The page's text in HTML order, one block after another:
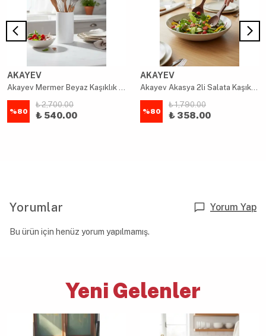
AKAYEV
Akayev Mermer Beyaz Kaşıklık 16 Cm
%80
₺ 2,700.00
₺ 540.00
AKAYEV
Akayev Akasya 2li Salata Kaşık Seti
%80
₺ 1,790.00
₺ 358.00
Yorumlar Yorum Yap
Bu ürün için henüz yorum yapılmamış.
Yeni Gelenler